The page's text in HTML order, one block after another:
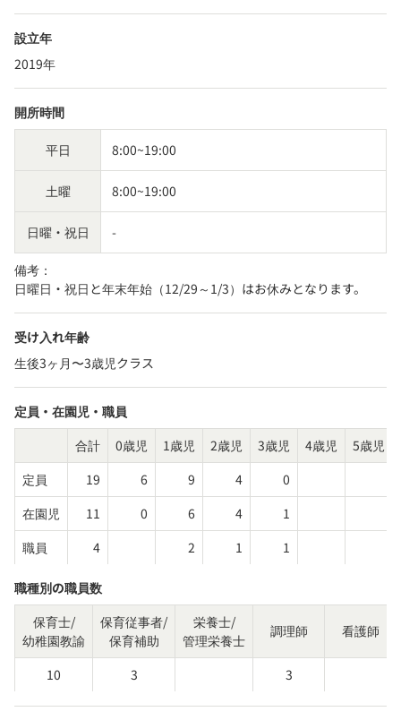
設立年
2019年
開所時間
平日 8:00~19:00
土曜 8:00~19:00
日曜・祝日 -
備考：
日曜日・祝日と年末年始（12/29～1/3）はお休みとなります。
受け入れ年齢
生後3ヶ月〜3歳児クラス
定員・在園児・職員
合計
0歳児 1歳児 2歳児 3歳児 4歳児 5歳児
定員
19 6 9 4
0
在園児
11 0 6 4
1
職員
4 2 1 1
職種別の職員数
保育士/
幼稚園教諭
保育従事者/
保育補助
栄養士/
管理栄養士
調理師 看護師
10 3 3